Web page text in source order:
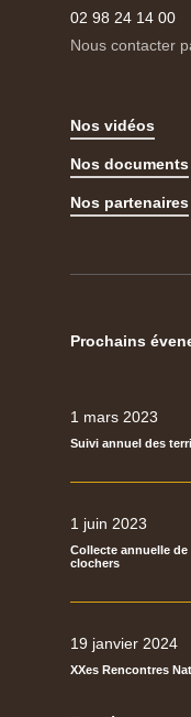
02 98 24 14 00
Nous contacter
Nos vidéos
Nos documents
Nos partenaires
Prochains
1 mars 2023
Suivi annuel des
1 juin 2023
Collecte annuelle
clochers
19 janvier 2024
XXes Rencontres